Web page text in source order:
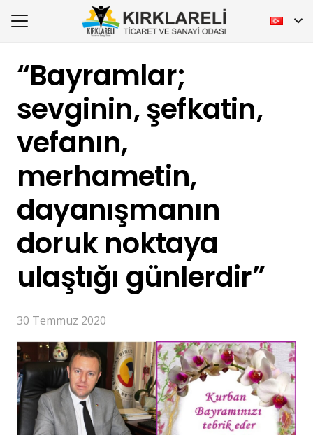
“Bayramlar;
sevginin, şefkatin,
vefanın,
merhametin,
dayanışmanın
doruk noktaya
ulaştığı günlerdir”
30 Temmuz 2020